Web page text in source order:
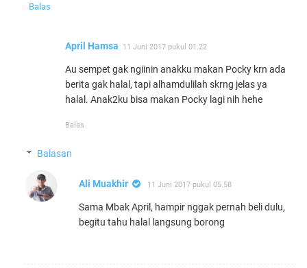
Balas
April Hamsa 11 Juni 2017 pukul 01.22
Au sempet gak ngiinin anakku makan Pocky krn ada
berita gak halal, tapi alhamdulilah skrng jelas ya
halal. Anak2ku bisa makan Pocky lagi nih hehe
Balas
Balasan
Ali Muakhir 11 Juni 2017 pukul 05.58
Sama Mbak April, hampir nggak pernah beli dulu,
begitu tahu halal langsung borong